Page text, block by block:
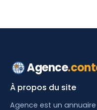
Agence
À propos du site
Agence est un